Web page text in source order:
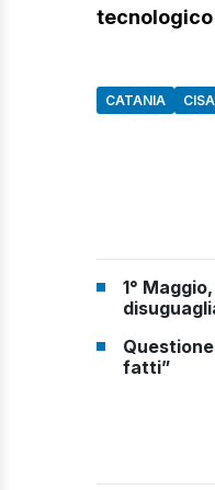
CATANIA
1°
fatti”